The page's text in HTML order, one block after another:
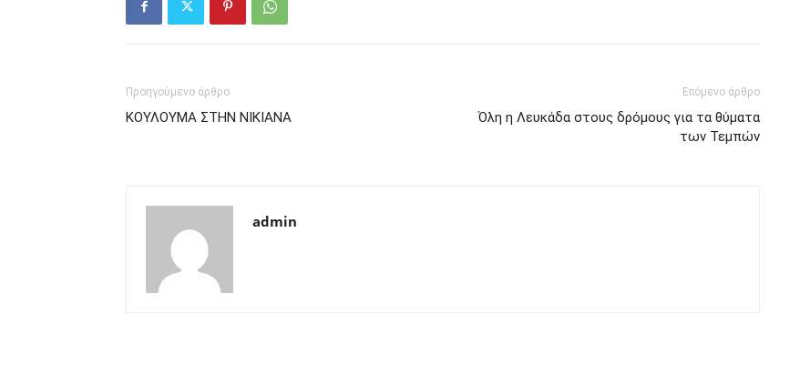
Προηγούμενο άρθρο
ΚΟΥΛΟΥΜΑ ΣΤΗΝ ΝΙΚΙΑΝΑ
Επόμενο άρθρο
Όλη η Λευκάδα στους δρόμους για τα θύματα
των Τεμπών
admin